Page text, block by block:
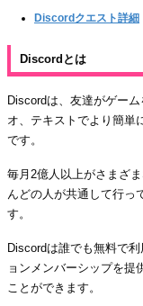
Discordクエスト詳細
Discordとは
Discordは、友達がゲー
オ、テキストでより簡単
です。
毎月2億人以上がさまざ
んどの人が共通して行っ
す。
Discordは誰でも無料で
ョンメンバーシップを提
ことができます。